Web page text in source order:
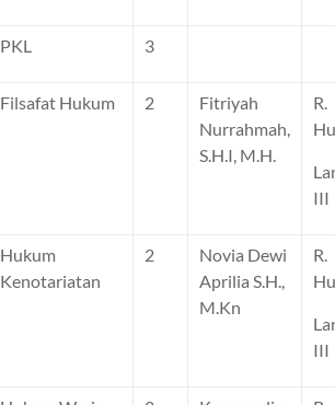
PKL 3
Filsafat Hukum 2
Fitriyah
Nurrahmah,
S.H.I, M.H.
R.
III
Hukum
Kenotariatan
2
Novia Dewi
Aprilia S.H.,
M.Kn
R.
III